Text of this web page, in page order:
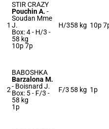
1
STIR CRAZY
Pouchin A. -
Soudan Mme
J.
Box: 4 - H/3 -
58 kg
10p 7p
H/358 kg 10p
2
BABOSHKA
Barzalona M.
- Boisnard J.
Box: 5 - F/3 -
58 kg
1p
F/3 58 kg 1p